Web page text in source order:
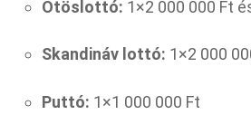
Ötöslottó: 1×2 000 000 Ft
Skandináv lottó: 1×2 000
Puttó: 1×1 000 000 Ft